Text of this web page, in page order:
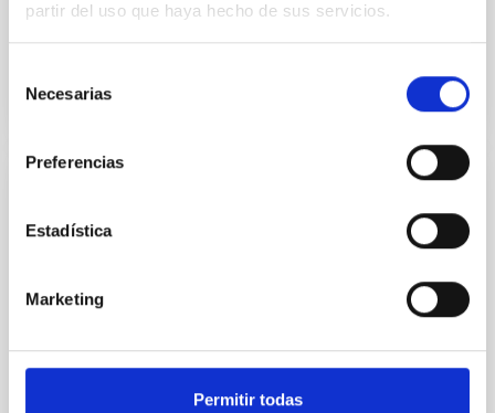
partir del uso que haya hecho de sus servicios.
Necesarias
Preferencias
Estadística
Marketing
Permitir todas
Un asteroide recibe el nombre de la
Jolivet
aprobado la denominación del asteroide (20747)
postdoctoral del Instituto de Astrofísica de Canarias